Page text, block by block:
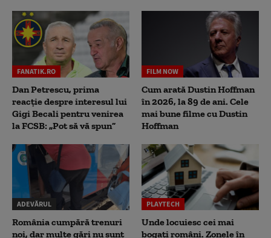
FANATIK.RO
Dan Petrescu, prima
reacție despre interesul lui
Gigi Becali pentru venirea
la FCSB: „Pot să vă spun”
FILM NOW
Cum arată Dustin Hoffman
în 2026, la 89 de ani. Cele
mai bune filme cu Dustin
Hoffman
ADEVĂRUL
România cumpără trenuri
noi, dar multe gări nu sunt
PLAYTECH
Unde locuiesc cei mai
bogați români. Zonele în